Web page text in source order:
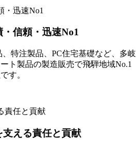
信頼・迅速No1
、特注製品、PC住宅基礎など、多岐
ト製品の製造販売で飛騨地域No.1
す。
支える責任と貢献